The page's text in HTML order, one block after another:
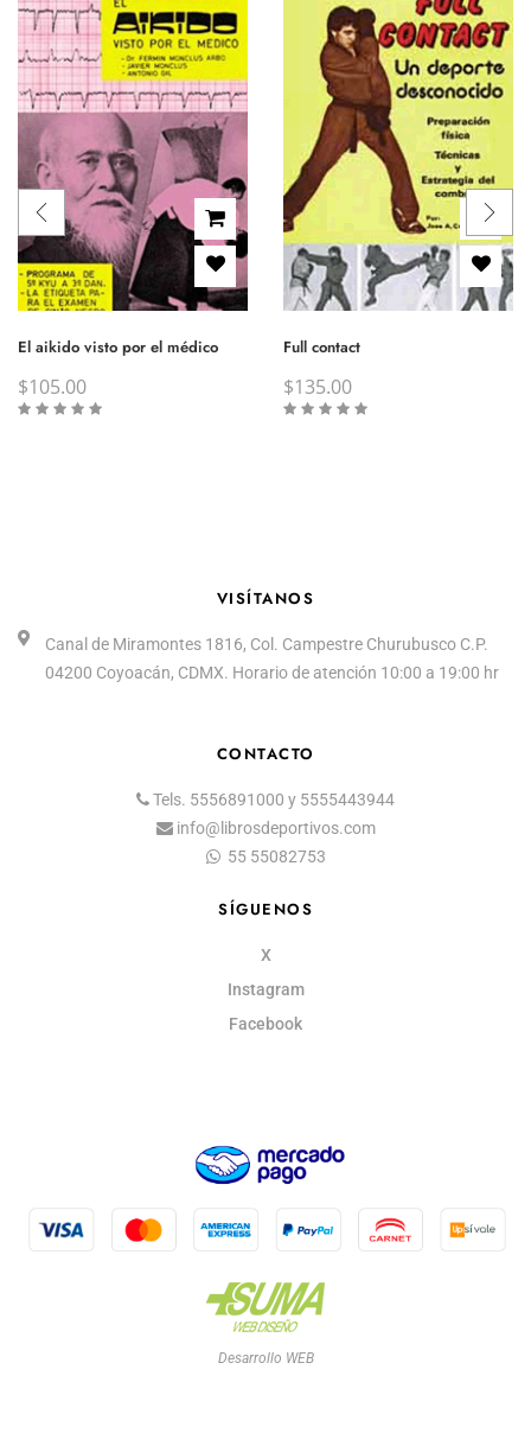
El aikido visto por el médico
$105.00
Full contact
$135.00
VISÍTANOS
Canal de Miramontes 1816, Col. Campestre Churubusco C.P.
04200 Coyoacán, CDMX. Horario de atención 10:00 a 19:00 hr
CONTACTO
Tels. 5556891000 y 5555443944
info@librosdeportivos.com
55 55082753
SÍGUENOS
X
Instagram
Facebook
Desarrollo WEB